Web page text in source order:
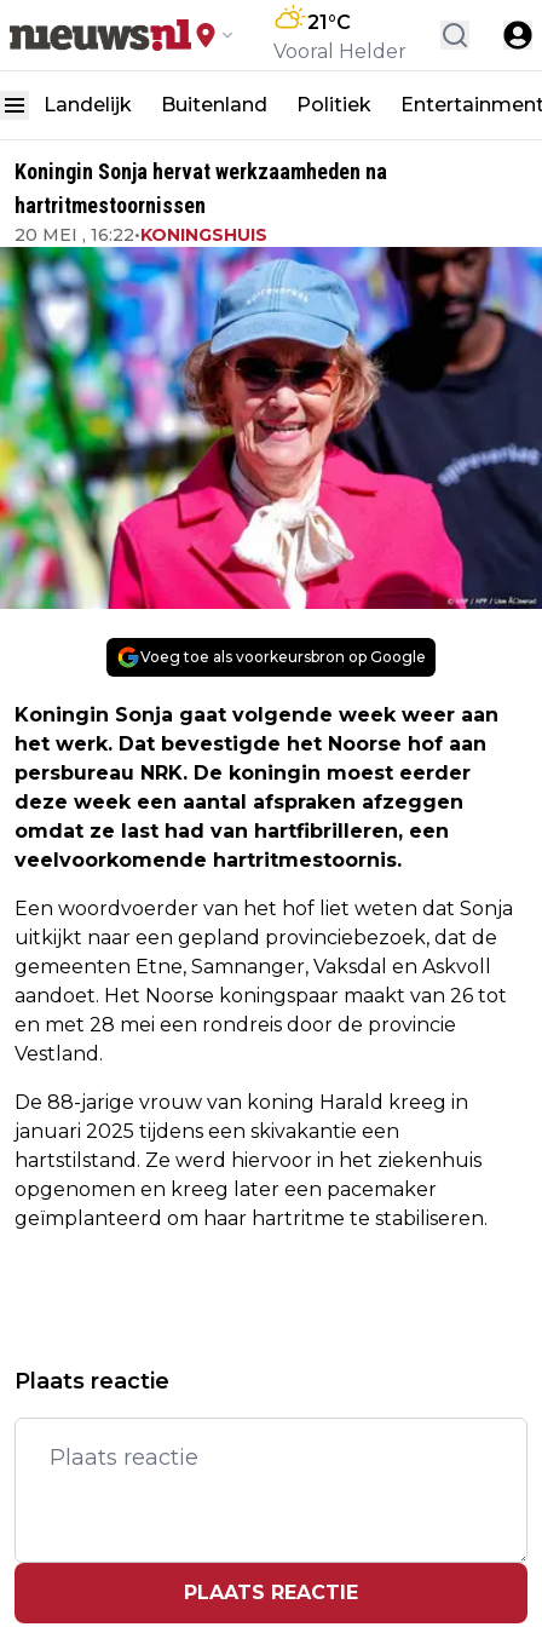
21°C
Vooral Helder
Landelijk Buitenland Politiek
Koningin Sonja hervat werkzaamheden na
hartritmestoornissen
20 MEI , 16:22•KONINGSHUIS
Voeg toe als voorkeursbron op Google
Koningin Sonja gaat volgende week weer aan
het werk. Dat bevestigde het Noorse hof aan
persbureau NRK. De koningin moest eerder
deze week een aantal afspraken afzeggen
omdat ze last had van hartfibrilleren, een
veelvoorkomende hartritmestoornis.
Een woordvoerder van het hof liet weten dat Sonja
uitkijkt naar een gepland provinciebezoek, dat de
gemeenten Etne, Samnanger, Vaksdal en Askvoll
aandoet. Het Noorse koningspaar maakt van 26 tot
en met 28 mei een rondreis door de provincie
Vestland.
De 88-jarige vrouw van koning Harald kreeg in
januari 2025 tijdens een skivakantie een
hartstilstand. Ze werd hiervoor in het ziekenhuis
opgenomen en kreeg later een pacemaker
geïmplanteerd om haar hartritme te stabiliseren.
THE WHITE LOTUS
PRINS WILLIAM WENST ASTON VILLA
SUCCES IN FINALE EUROPA LEAGUE
Plaats reactie
PLAATS REACTIE